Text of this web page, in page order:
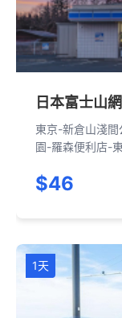
日本富士山
東京-新倉山淺
園-羅森便利店-
$46
1天